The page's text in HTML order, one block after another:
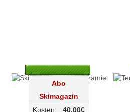
Abo
Skimagazin
40,00€
Kosten